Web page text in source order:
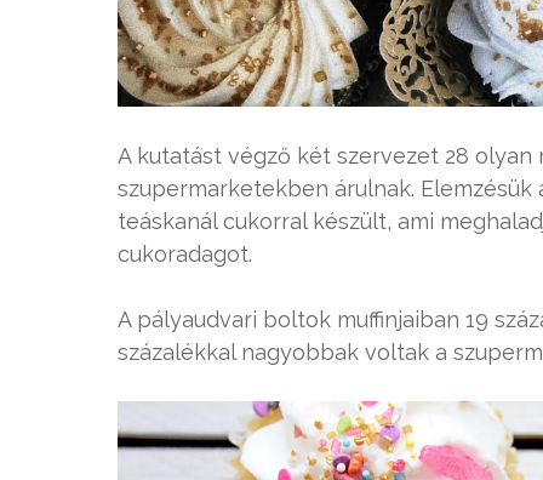
A kutatást végző két szervezet 28
szupermarketekben árulnak.
teáskanál cukorral készült, ami
cukoradagot.
A pályaudvari boltok muffinjaiban 19
százalékkal nagyobbak voltak a